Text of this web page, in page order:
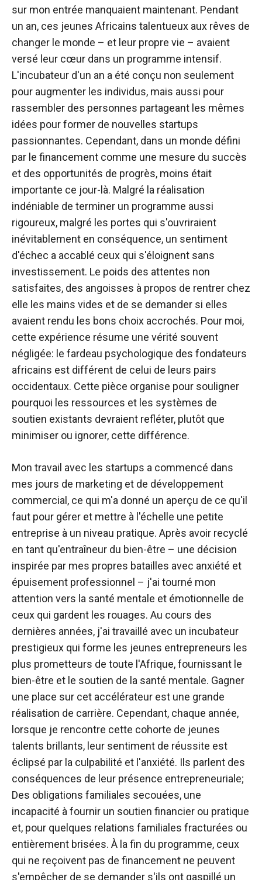
sur mon entrée manquaient maintenant. Pendant
un an, ces jeunes Africains talentueux aux rêves de
changer le monde – et leur propre vie – avaient
versé leur cœur dans un programme intensif.
L'incubateur d'un an a été conçu non seulement
pour augmenter les individus, mais aussi pour
rassembler des personnes partageant les mêmes
idées pour former de nouvelles startups
passionnantes. Cependant, dans un monde défini
par le financement comme une mesure du succès
et des opportunités de progrès, moins était
importante ce jour-là. Malgré la réalisation
indéniable de terminer un programme aussi
rigoureux, malgré les portes qui s'ouvriraient
inévitablement en conséquence, un sentiment
d'échec a accablé ceux qui s'éloignent sans
investissement. Le poids des attentes non
satisfaites, des angoisses à propos de rentrer chez
elle les mains vides et de se demander si elles
avaient rendu les bons choix accrochés. Pour moi,
cette expérience résume une vérité souvent
négligée: le fardeau psychologique des fondateurs
africains est différent de celui de leurs pairs
occidentaux. Cette pièce organise pour souligner
pourquoi les ressources et les systèmes de
soutien existants devraient refléter, plutôt que
minimiser ou ignorer, cette différence.
Mon travail avec les startups a commencé dans
mes jours de marketing et de développement
commercial, ce qui m'a donné un aperçu de ce qu'il
faut pour gérer et mettre à l'échelle une petite
entreprise à un niveau pratique. Après avoir recyclé
en tant qu'entraîneur du bien-être – une décision
inspirée par mes propres batailles avec anxiété et
épuisement professionnel – j'ai tourné mon
attention vers la santé mentale et émotionnelle de
ceux qui gardent les rouages. Au cours des
dernières années, j'ai travaillé avec un incubateur
prestigieux qui forme les jeunes entrepreneurs les
plus prometteurs de toute l'Afrique, fournissant le
bien-être et le soutien de la santé mentale. Gagner
une place sur cet accélérateur est une grande
réalisation de carrière. Cependant, chaque année,
lorsque je rencontre cette cohorte de jeunes
talents brillants, leur sentiment de réussite est
éclipsé par la culpabilité et l'anxiété. Ils parlent des
conséquences de leur présence entrepreneuriale;
Des obligations familiales secouées, une
incapacité à fournir un soutien financier ou pratique
et, pour quelques relations familiales fracturées ou
entièrement brisées. À la fin du programme, ceux
qui ne reçoivent pas de financement ne peuvent
s'empêcher de se demander s'ils ont gaspillé un